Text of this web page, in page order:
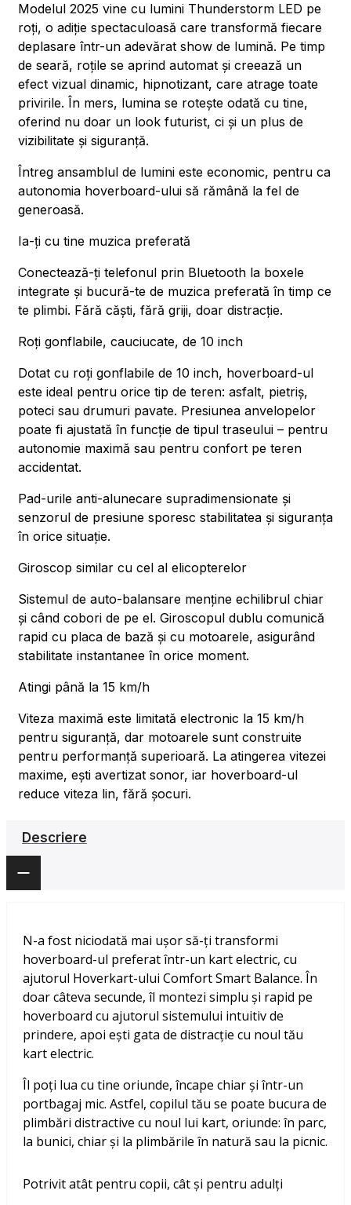
Modelul 2025 vine cu lumini Thunderstorm LED pe
roți, o adiție spectaculoasă care transformă fiecare
deplasare într-un adevărat show de lumină. Pe timp
de seară, roțile se aprind automat și creează un
efect vizual dinamic, hipnotizant, care atrage toate
privirile. În mers, lumina se rotește odată cu tine,
oferind nu doar un look futurist, ci și un plus de
vizibilitate și siguranță.
Întreg ansamblul de lumini este economic, pentru ca
autonomia hoverboard-ului să rămână la fel de
generoasă.
Ia-ți cu tine muzica preferată
Conectează-ți telefonul prin Bluetooth la boxele
integrate și bucură-te de muzica preferată în timp ce
te plimbi. Fără căști, fără griji, doar distracție.
Roți gonflabile, cauciucate, de 10 inch
Dotat cu roți gonflabile de 10 inch, hoverboard-ul
este ideal pentru orice tip de teren: asfalt, pietriș,
poteci sau drumuri pavate. Presiunea anvelopelor
poate fi ajustată în funcție de tipul traseului – pentru
autonomie maximă sau pentru confort pe teren
accidentat.
Pad-urile anti-alunecare supradimensionate și
senzorul de presiune sporesc stabilitatea și siguranța
în orice situație.
Giroscop similar cu cel al elicopterelor
Sistemul de auto-balansare menține echilibrul chiar
și când cobori de pe el. Giroscopul dublu comunică
rapid cu placa de bază și cu motoarele, asigurând
stabilitate instantanee în orice moment.
Atingi până la 15 km/h
Viteza maximă este limitată electronic la 15 km/h
pentru siguranță, dar motoarele sunt construite
pentru performanță superioară. La atingerea vitezei
maxime, ești avertizat sonor, iar hoverboard-ul
reduce viteza lin, fără șocuri.
Descriere
N-a fost niciodată mai ușor să-ți transformi
hoverboard-ul preferat într-un kart electric, cu
ajutorul Hoverkart-ului Comfort Smart Balance. În
doar câteva secunde, îl montezi simplu și rapid pe
hoverboard cu ajutorul sistemului intuitiv de
prindere, apoi ești gata de distracție cu noul tău
kart electric.
Îl poți lua cu tine oriunde, încape chiar și într-un
portbagaj mic. Astfel, copilul tău se poate bucura de
plimbări distractive cu noul lui kart, oriunde: în parc,
la bunici, chiar și la plimbările în natură sau la picnic.
Potrivit atât pentru copii, cât și pentru adulți